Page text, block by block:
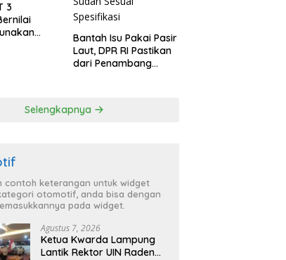
3
Bantah Isu Pakai Pasir
Laut, DPR RI Pastikan
dari Penambang
Sesuai Spesifikasi
Selengkapnya
contoh keterangan untuk widget
otomotif, anda bisa dengan
pada widget.
Agustus 7, 2026
Ketua Kwarda Lampung
Lantik Rektor UIN Raden